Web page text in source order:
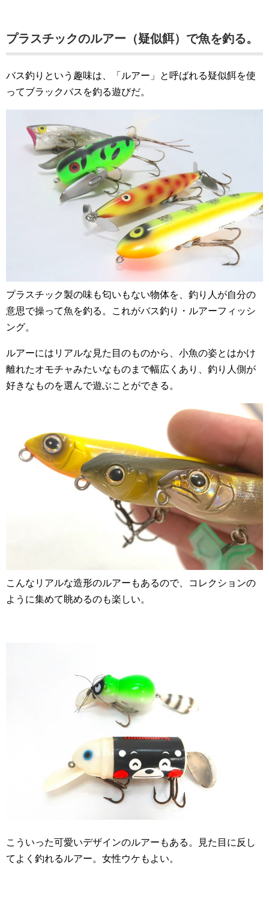
プラスチックのルアー（疑似餌）で魚を釣る。
バス釣りという趣味は、「ルアー」と呼ばれる疑似餌を使
ってブラックバスを釣る遊びだ。
プラスチック製の味も匂いもない物体を、釣り人が自分の
意思で操って魚を釣る。これがバス釣り・ルアーフィッシ
ング。
ルアーにはリアルな見た目のものから、小魚の姿とはかけ
離れたオモチャみたいなものまで幅広くあり、釣り人側が
好きなものを選んで遊ぶことができる。
こんなリアルな造形のルアーもあるので、コレクションの
ように集めて眺めるのも楽しい。
こういった可愛いデザインのルアーもある。見た目に反し
てよく釣れるルアー。女性ウケもよい。